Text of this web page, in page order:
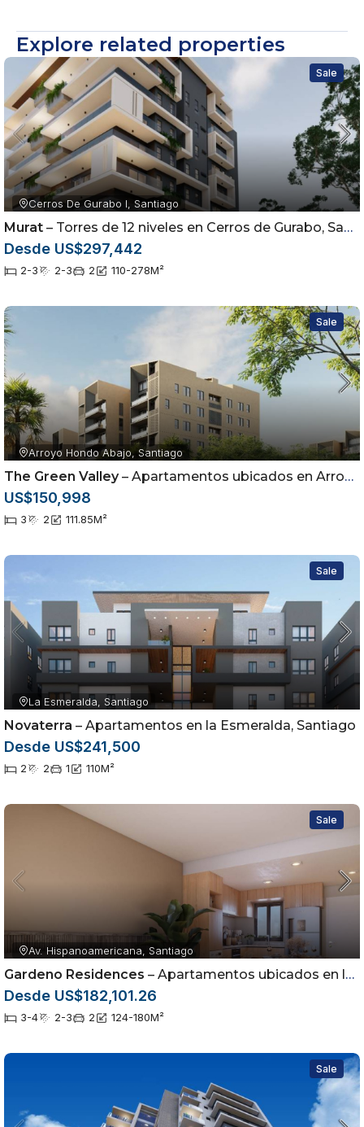
Explore related properties
Sale
Cerros De Gurabo I, Santiago
Murat – Torres de 12 niveles en Cerros de Gurabo, Santiago
Desde US$297,442
2-3 2-3 2 110-278M²
Sale
Arroyo Hondo Abajo, Santiago
The Green Valley– Apartamentos ubicados en Arroyo Hondo Abajo, Santiago de los Caballeros
US$150,998
3 2 111.85M²
Sale
La Esmeralda, Santiago
Novaterra – Apartamentos en la Esmeralda, Santiago
Desde US$241,500
2 2 1 110M²
Sale
Av. Hispanoamericana, Santiago
Gardeno Residences – Apartamentos ubicados en la Av. Hispanoamericana dentro del sector Jardínes del Sur
Desde US$182,101.26
3-4 2-3 2 124-180M²
Sale